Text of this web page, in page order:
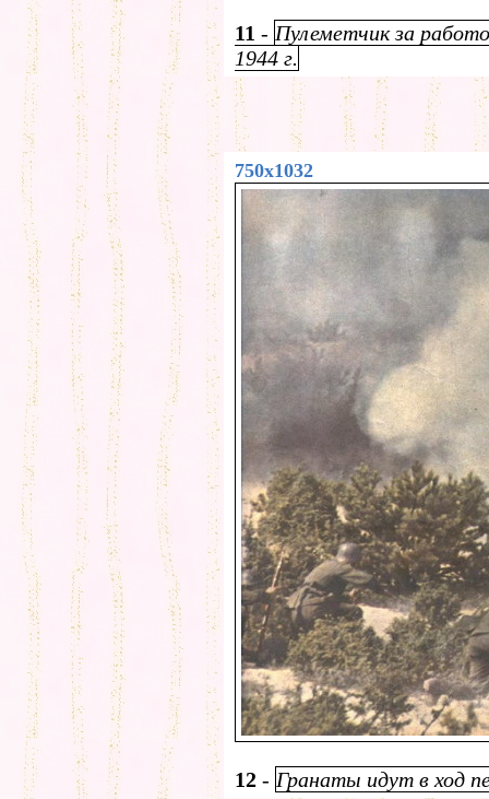
11 - Пулеметчик за
1944 г.
750x1032
12 - Гранаты идут в ход